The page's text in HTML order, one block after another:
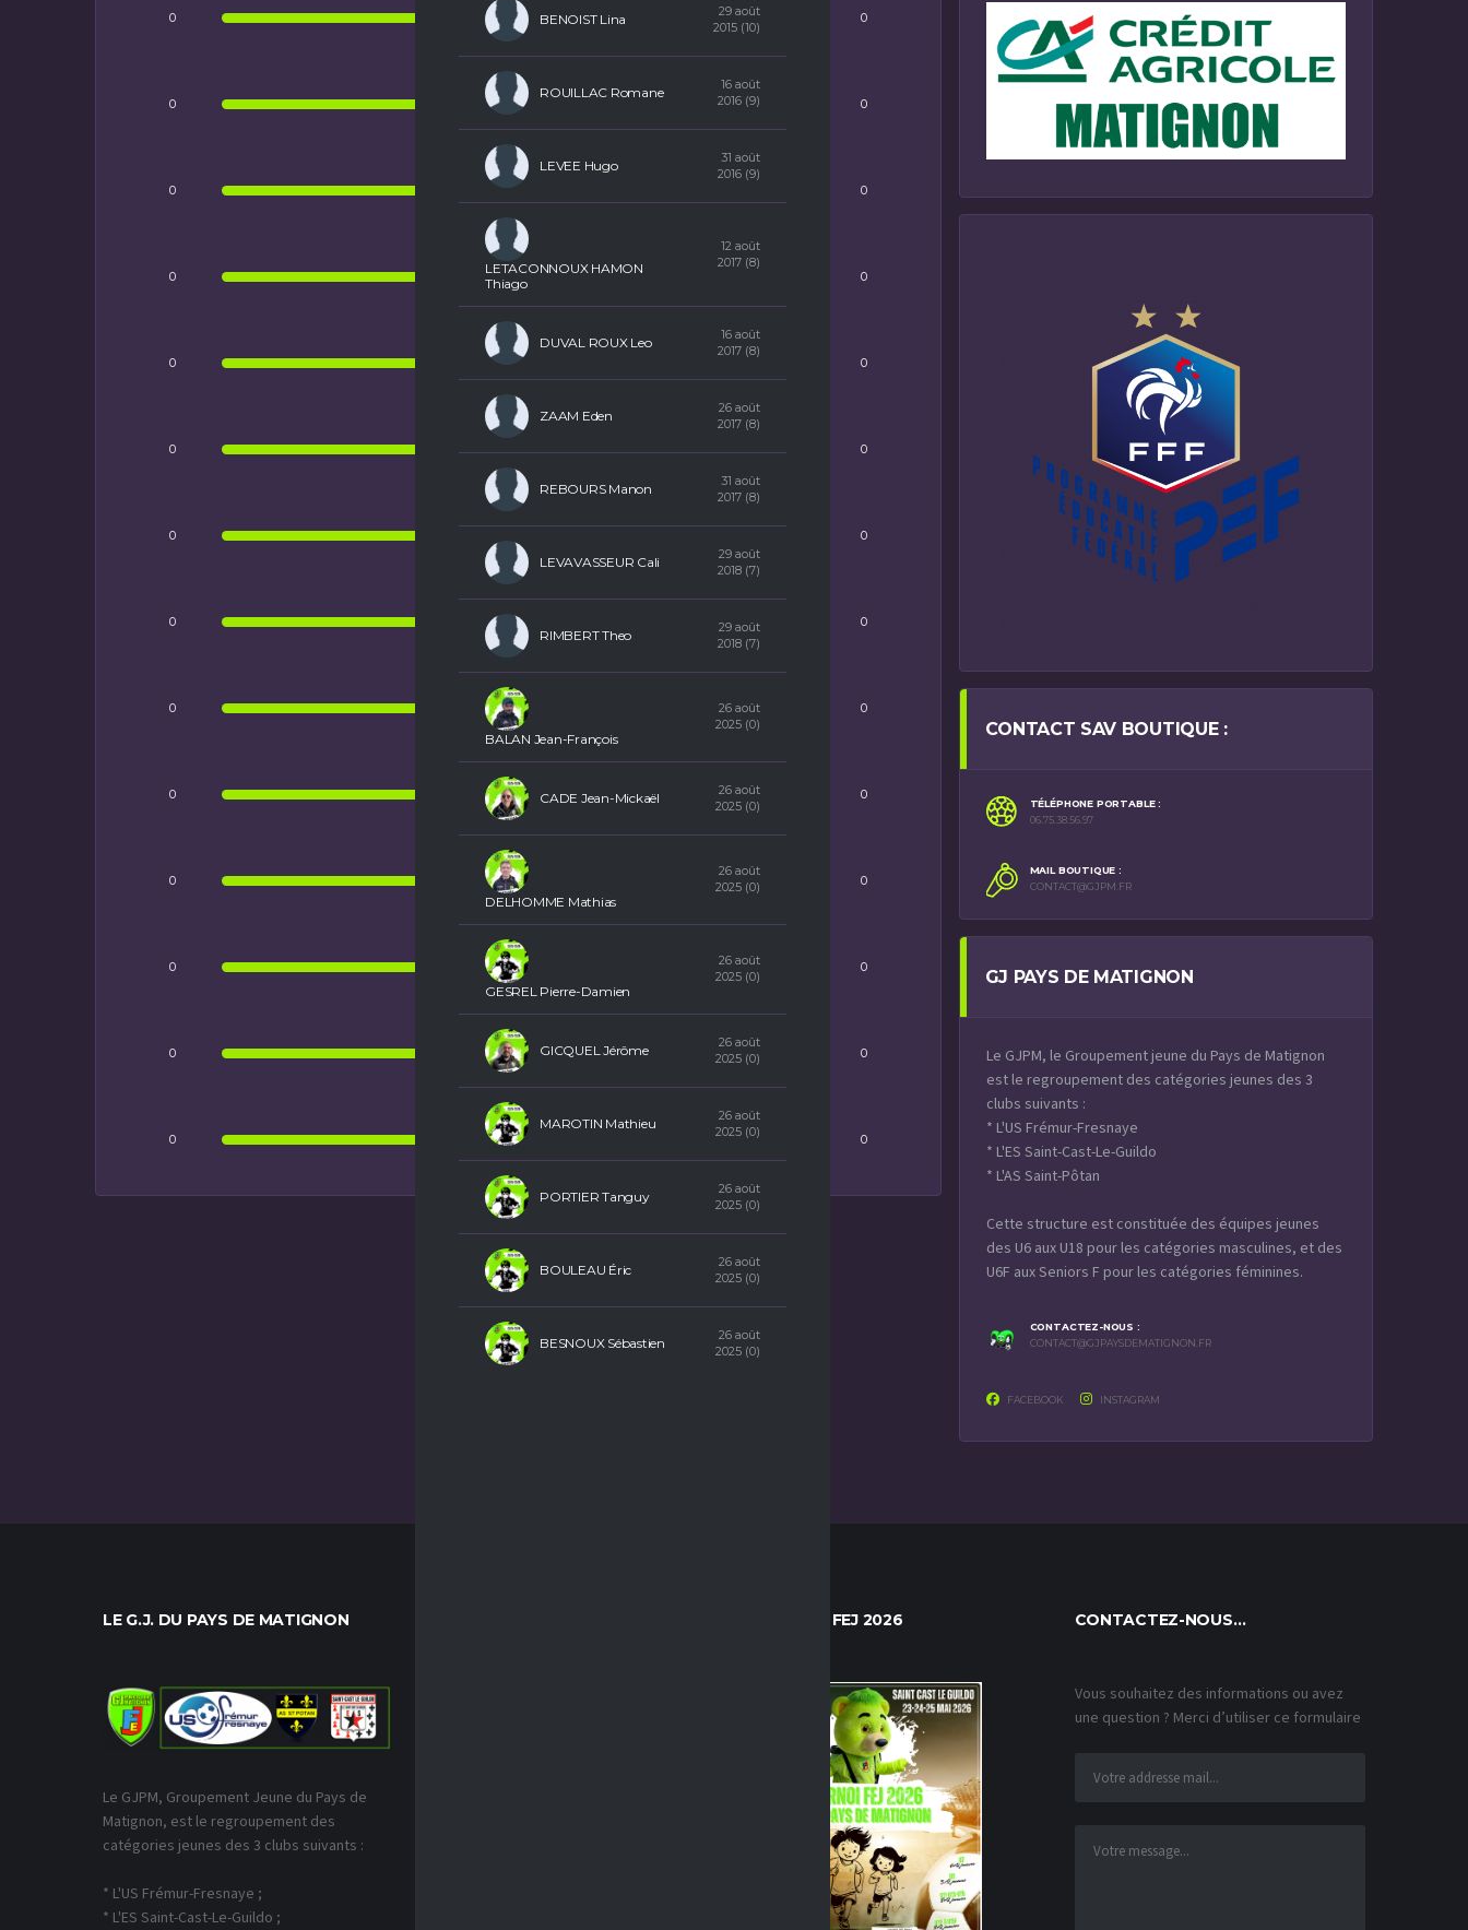
BENOIST Lina
29 août
2015 (10)
ROUILLAC Romane
16 août
2016 (9)
LEVEE Hugo
31 août
2016 (9)
LETACONNOUX HAMON
Thiago
12 août
2017 (8)
DUVAL ROUX Leo
16 août
2017 (8)
ZAAM Eden
26 août
2017 (8)
REBOURS Manon
31 août
2017 (8)
LEVAVASSEUR Cali
29 août
2018 (7)
RIMBERT Theo
29 août
2018 (7)
BALAN Jean-François
26 août
2025 (0)
CADE Jean-Mickaël
26 août
2025 (0)
DELHOMME Mathias
26 août
2025 (0)
GESREL Pierre-Damien
26 août
2025 (0)
GICQUEL Jérôme
26 août
2025 (0)
MAROTIN Mathieu
26 août
2025 (0)
PORTIER Tanguy
26 août
2025 (0)
BOULEAU Éric
26 août
2025 (0)
BESNOUX Sébastien
26 août
2025 (0)
0 0
MIN
0 0
SH
0 0
SOG
0 0
PKA
0 0
PKG
0 0
PA
0 0
PS
0 0
KP
0 0
DRB
0 0
S
0 0
0 0
OFF
0 0
CK
0 0
CONTACT SAV BOUTIQUE :
TÉLÉPHONE PORTABLE :
06.75.38.56.97
MAIL BOUTIQUE :
CONTACT@GJPM.FR
GJ PAYS DE MATIGNON
Le GJPM, le Groupement jeune du Pays de Matignon
est le regroupement des catégories jeunes des 3
clubs suivants :
* L'US Frémur-Fresnaye
* L'ES Saint-Cast-Le-Guildo
* L'AS Saint-Pôtan
Cette structure est constituée des équipes jeunes
des U6 aux U18 pour les catégories masculines, et des
U6F aux Seniors F pour les catégories féminines.
CONTACTEZ-NOUS :
CONTACT@GJPAYSDEMATIGNON.FR
FACEBOOK INSTAGRAM
LE G.J. DU PAYS DE MATIGNON
Le GJPM, Groupement Jeune du Pays de
Matignon, est le regroupement des
catégories jeunes des 3 clubs suivants :
* L'US Frémur-Fresnaye ;
* L'ES Saint-Cast-Le-Guildo ;
TOURNOI FEJ 2026 CONTACTEZ-NOUS…
Vous souhaitez des informations ou avez
une question ? Merci d’utiliser ce formulaire